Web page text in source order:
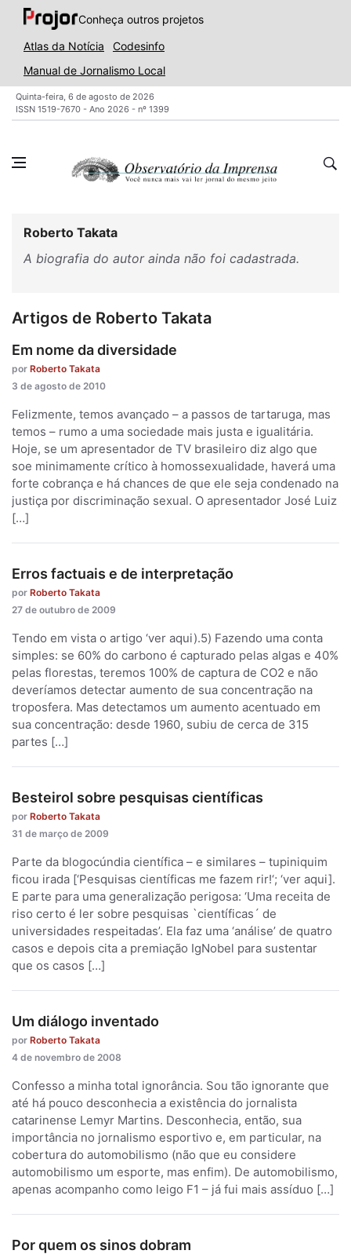
Conheça outros projetos
Atlas da Notícia
Codesinfo
Manual de Jornalismo Local
Quinta-feira, 6 de agosto de 2026
ISSN 1519-7670 - Ano 2026 - nº 1399
Roberto Takata
A biografia do autor ainda não foi cadastrada.
Artigos de Roberto Takata
Em nome da diversidade
por Roberto Takata
3 de agosto de 2010
Felizmente, temos avançado – a passos de tartaruga, mas
temos – rumo a uma sociedade mais justa e igualitária.
Hoje, se um apresentador de TV brasileiro diz algo que
soe minimamente crítico à homossexualidade, haverá uma
forte cobrança e há chances de que ele seja condenado na
justiça por discriminação sexual. O apresentador José Luiz
[…]
Erros factuais e de interpretação
por Roberto Takata
27 de outubro de 2009
Tendo em vista o artigo ‘ver aqui).5) Fazendo uma conta
simples: se 60% do carbono é capturado pelas algas e 40%
pelas florestas, teremos 100% de captura de CO2 e não
deveríamos detectar aumento de sua concentração na
troposfera. Mas detectamos um aumento acentuado em
sua concentração: desde 1960, subiu de cerca de 315
partes […]
Besteirol sobre pesquisas científicas
por Roberto Takata
31 de março de 2009
Parte da blogocúndia científica – e similares – tupiniquim
ficou irada [‘Pesquisas científicas me fazem rir!‘; ‘ver aqui].
E parte para uma generalização perigosa: ‘Uma receita de
riso certo é ler sobre pesquisas `científicas´ de
universidades respeitadas’. Ela faz uma ‘análise’ de quatro
casos e depois cita a premiação IgNobel para sustentar
que os casos […]
Um diálogo inventado
por Roberto Takata
4 de novembro de 2008
Confesso a minha total ignorância. Sou tão ignorante que
até há pouco desconhecia a existência do jornalista
catarinense Lemyr Martins. Desconhecia, então, sua
importância no jornalismo esportivo e, em particular, na
cobertura do automobilismo (não que eu considere
automobilismo um esporte, mas enfim). De automobilismo,
apenas acompanho como leigo F1 – já fui mais assíduo […]
Por quem os sinos dobram